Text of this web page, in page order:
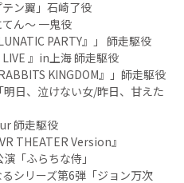
ン翼」石崎了役
ん〜 一鬼役
PARTY』」 師走駆役
』in上海 師走駆役
KINGDOM』」師走駆役
日、泣けない女/昨日、甘えた
師走駆役
THEATER Version』
「ふらちな侍」
シリーズ第6弾「ジョン万次